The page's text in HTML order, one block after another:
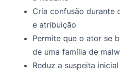
Cria confusão durante
e atribuição
Permite que o ator se
de uma família de
Reduz a suspeita